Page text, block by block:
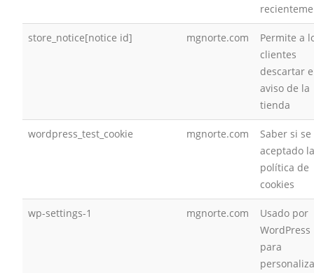
store_notice[notice id] mgnorte.com
Permite a
clientes
descartar
aviso de la
tienda
wordpress_test_cookie mgnorte.com
Saber si
aceptado la
política de
cookies
wp-settings-1 mgnorte.com
Usado por
WordPress
para